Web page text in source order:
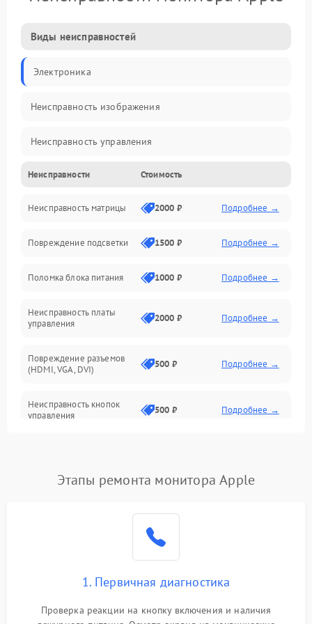
Виды неисправностей
Электроника
Неисправность изображения
Неисправность управления
Неисправность интерфейсов
Прочие неисправности
Неисправность звука
Механические повреждения
Неисправности Стоимость
Неисправность матрицы 2000 ₽ Подробнее →
Повреждение подсветки 1500 ₽ Подробнее →
Поломка блока питания 1000 ₽ Подробнее →
Неисправность платы
управления
2000 ₽ Подробнее →
Повреждение разъемов
(HDMI, VGA, DVI)
500 ₽ Подробнее →
Неисправность кнопок
управления
500 ₽ Подробнее →
Повреждение кабеля
Подробнее →
1000 ₽
Поломка системы
автоматического
1000 ₽ Подробнее →
Этапы ремонта монитора Apple
1. Первичная диагностика
Проверка реакции на кнопку включения и наличия